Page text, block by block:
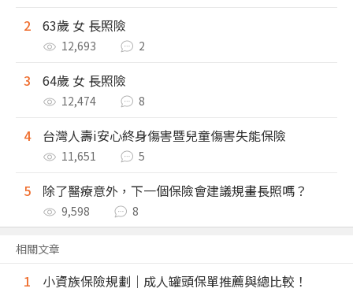
2 63歲 女 長照險
12,693 2
3 64歲 女 長照險
12,474 8
4 台灣人壽i安心終身傷害暨兒童傷害失能保險
11,651 5
5 除了醫療意外，下一個保險會建議規畫長照嗎？
9,598 8
相關文章
1 小資族保險規劃｜成人罐頭保單推薦與總比較！